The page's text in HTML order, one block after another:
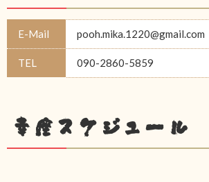
E-Mail pooh.mika.1220@gmail.com
TEL 090-2860-5859
幸座スケジュール